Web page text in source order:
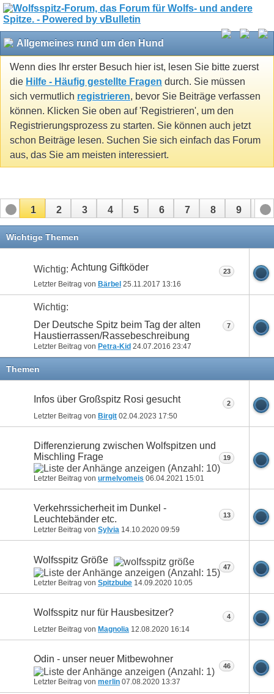
Allgemeines rund um den Hund
Wenn dies Ihr erster Besuch hier ist, lesen Sie bitte zuerst
die Hilfe - Häufig gestellte Fragen durch. Sie müssen
sich vermutlich registrieren, bevor Sie Beiträge verfassen
können. Klicken Sie oben auf 'Registrieren', um den
Registrierungsprozess zu starten. Sie können auch jetzt
schon Beiträge lesen. Suchen Sie sich einfach das Forum
aus, das Sie am meisten interessiert.
1 2 3 4 5 6 7 8 9 10
11 12
Wichtige Themen
Wichtig: Achtung Giftköder
Letzter Beitrag von Bärbel 25.11.2017 13:16
23
Wichtig:
Der Deutsche Spitz beim Tag der alten
Haustierrassen/Rassebeschreibung
Letzter Beitrag von Petra-Kid 24.07.2016 23:47
7
Themen
Infos über Großspitz Rosi gesucht
Letzter Beitrag von Birgit 02.04.2023 17:50
2
Differenzierung zwischen Wolfspitzen und
Mischling Frage
Letzter Beitrag von urmelvomeis 06.04.2021 15:01
19
Verkehrssicherheit im Dunkel -
Leuchtebänder etc.
Letzter Beitrag von Sylvia 14.10.2020 09:59
13
Wolfsspitz Größe
Letzter Beitrag von Spitzbube 14.09.2020 10:05
47
Wolfsspitz nur für Hausbesitzer?
Letzter Beitrag von Magnolia 12.08.2020 16:14
4
Odin - unser neuer Mitbewohner
Letzter Beitrag von merlin 07.08.2020 13:37
46